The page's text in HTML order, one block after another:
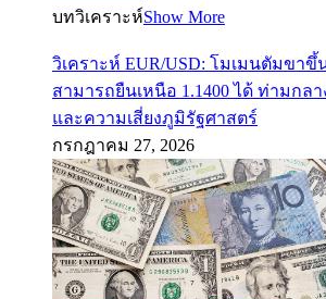
บทวิเคราะห์Show More
วิเคราะห์ EUR/USD: โมเมนตัมขาขึ้
สามารถยืนเหนือ 1.1400 ได้ ท่ามกล
และความเสี่ยงภูมิรัฐศาสตร์
กรกฎาคม 27, 2026